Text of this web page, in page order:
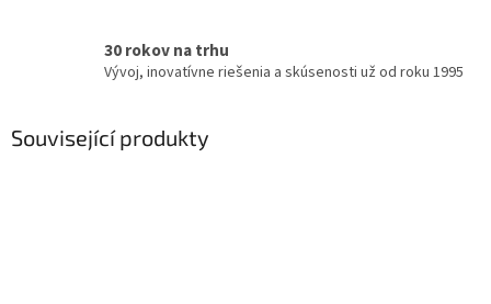
30 rokov na trhu
Vývoj, inovatívne riešenia a skúsenosti už od roku 1995
Související produkty